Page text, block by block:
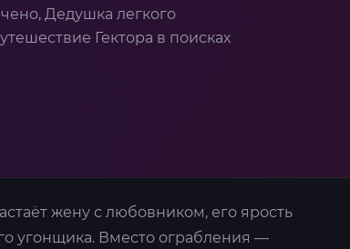
Дедушка легкого
Гектора в поисках
жену с любовником, его ярость
угонщика. Вместо ограбления —